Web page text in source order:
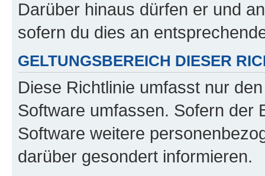
Darüber hinaus dürfen er und
sofern du dies an
GELTUNGSBEREICH DIESER
Diese Richtlinie umfasst nur
Software umfassen. Sofern der
Software weitere
darüber gesondert informieren.